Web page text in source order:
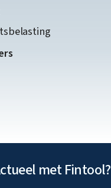
met Fintool?